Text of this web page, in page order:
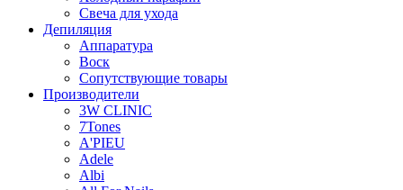
Свеча для ухода
Депиляция
Аппаратура
Воск
Сопутствующие товары
Производители
3W CLINIC
7Tones
A'PIEU
Adele
Albi